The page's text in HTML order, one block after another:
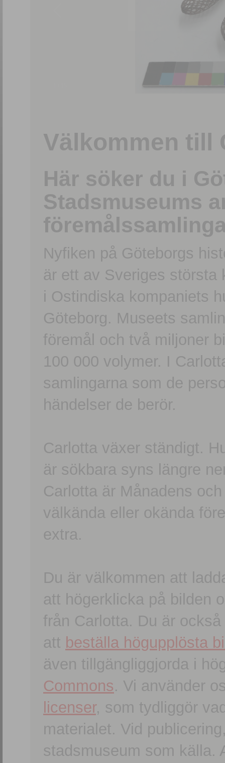
Välkommen till
Här söker du i
Stadsmuseums
Nyfiken på Göteborgs
är ett av Sveriges största
i Ostindiska kompaniets
Göteborg. Museets
föremål och två miljoner
100 000 volymer. I
samlingarna som de
händelser de berör.
Carlotta växer ständigt.
är sökbara syns längre
Carlotta är Månadens
välkända eller okända
extra.
Du är välkommen att
att högerklicka på bilden
från Carlotta. Du är
att beställa högupplösta
även tillgängliggjorda i
Commons. Vi använder
licenser, som tydliggör
materialet. Vid
stadsmuseum som källa.